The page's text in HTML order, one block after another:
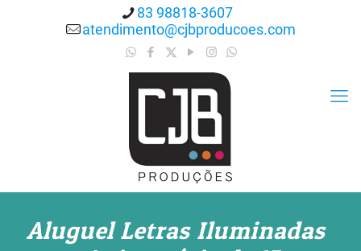
83 98818-3607
atendimento@cjbproducoes.com
Aluguel Letras Iluminadas